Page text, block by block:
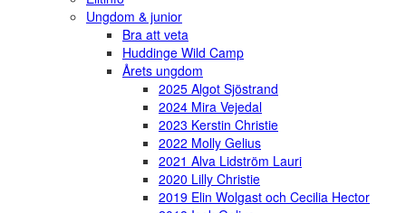
Ungdom & junior
Bra att veta
Huddinge Wild Camp
Årets ungdom
2025 Algot Sjöstrand
2024 Mira Vejedal
2023 Kerstin Christie
2022 Molly Gelius
2021 Alva Lidström Lauri
2020 Lilly Christie
2019 Elin Wolgast och Cecilia Hector